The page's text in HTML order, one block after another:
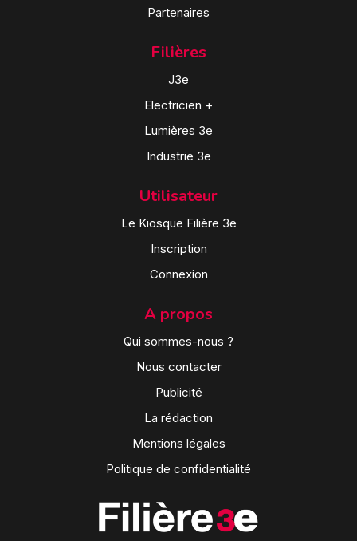
Partenaires
Filières
J3e
Electricien +
Lumières 3e
Industrie 3e
Utilisateur
Le Kiosque Filière 3e
Inscription
Connexion
A propos
Qui sommes-nous ?
Nous contacter
Publicité
La rédaction
Mentions légales
Politique de confidentialité